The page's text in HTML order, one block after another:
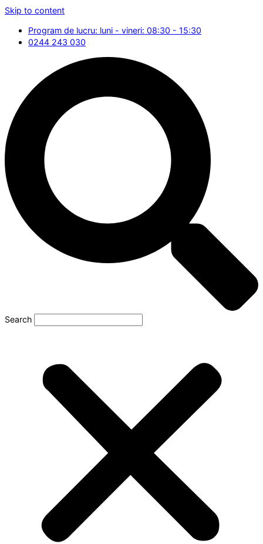
Skip to content
Program de lucru: luni - vineri: 08:30 - 15:30
0244 243 030
Search